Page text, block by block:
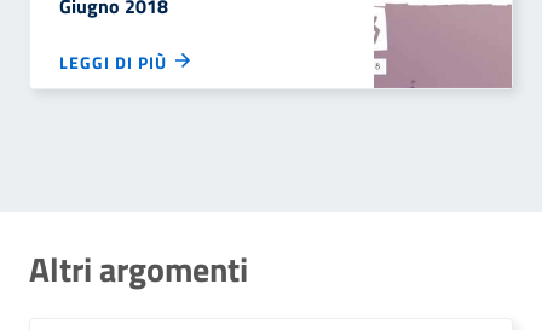
Giugno 2018
LEGGI DI PIÙ
Altri argomenti